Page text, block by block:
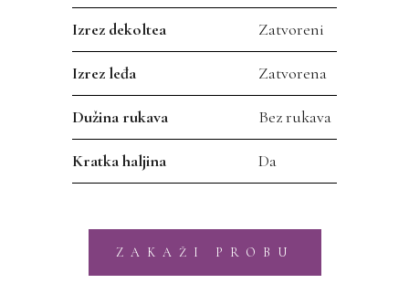
Izrez dekoltea Zatvoreni
Izrez leđa Zatvorena
Dužina rukava Bez rukava
Kratka haljina Da
ZAKAŽI PROBU